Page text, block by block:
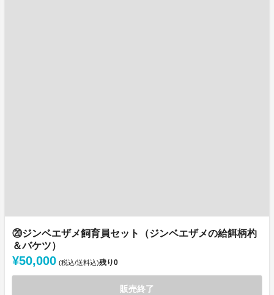
⑳ジンベエザメ飼育員セット（ジンベエザメの給餌柄杓
＆バケツ）
¥50,000 (税込/送料込)残り0
販売終了